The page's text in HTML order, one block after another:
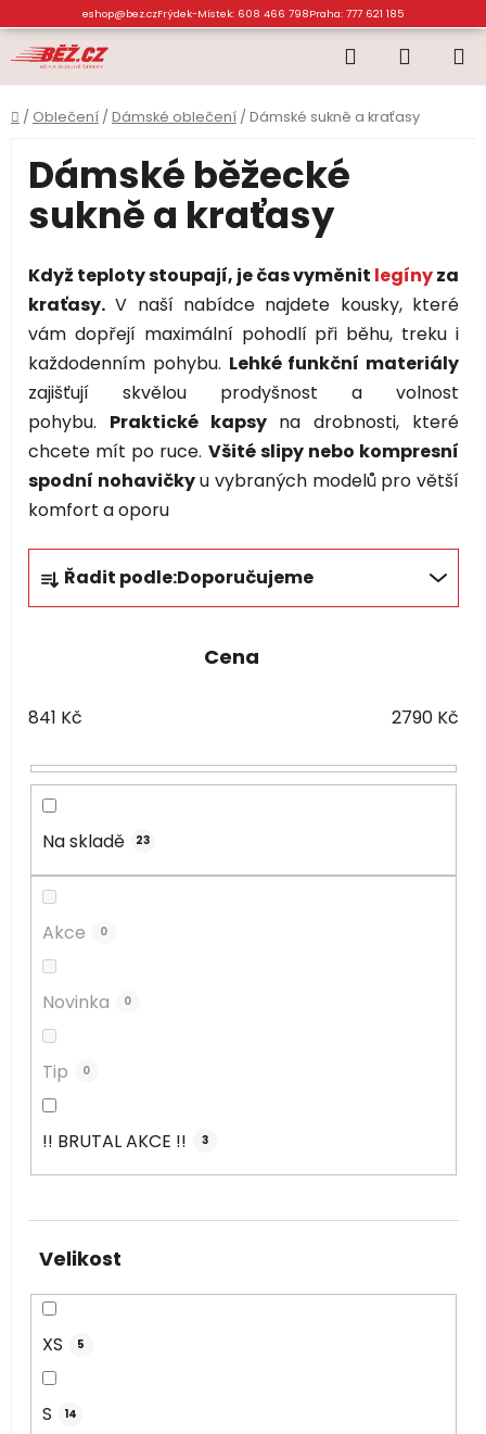
na
obsah
eshop@bez.czFrýdek-Místek: 608 466 798Praha: 777 621 185
Hledat
KOŠÍK
Domů
/ Oblečení / Dámské oblečení / Dámské sukně a kraťasy
Dámské běžecké
sukně a kraťasy
Když teploty stoupají, je čas vyměnit legínyza
kraťasy. V naší nabídce najdete kousky, které
vám dopřejí maximální pohodlí při běhu, treku i
každodenním pohybu. Lehké funkční materiály
zajišťují skvělou prodyšnost a volnost
pohybu. Praktické kapsyna drobnosti, které
chcete mít po ruce. Všité slipy nebo kompresní
spodní nohavičkyu vybraných modelů pro větší
komfort a oporu
Ř
a
z
í
p
r
o
d
u
k
ů
Řadit podle:Doporučujeme
Cena
841 Kč 2790 Kč
Na skladě 23
Akce 0
Novinka 0
Tip 0
!! BRUTAL AKCE !! 3
Velikost
XS 5
S 14